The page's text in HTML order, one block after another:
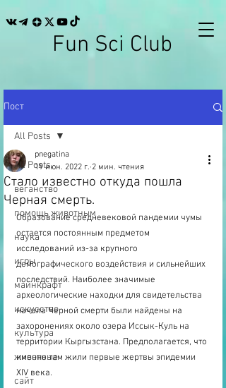
Fun Sci Club
Пост
All Posts
веганство
помощь животным
наука
игры
майнкрафт
искусство
культура
животные
сайт
All Posts
Стало известно откуда пошла
Черная смерть.
pnegatina
19 июн. 2022 г. 2 мин. чтения
Образование средневековой пандемии чумы
остается постоянным предметом
исследований из-за крупного
демографического воздействия и сильнейших
последствий. Наиболее значимые
археологические находки для свидетельства
начала Черной смерти были найдены на
захоронениях около озера Иссык-Куль на
территории Кыргызстана. Предполагается, что
именно там жили первые жертвы эпидемии
XIV века.